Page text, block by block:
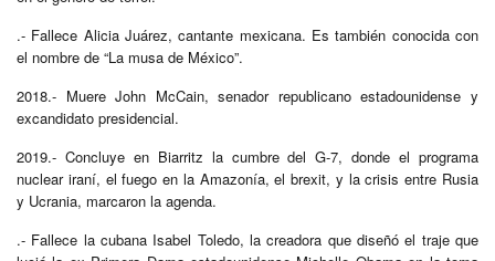
.- Fallece Alicia Juárez, cantante mexicana. Es también conocida con
el nombre de “La musa de México”.
2018.- Muere John McCain, senador republicano estadounidense y
excandidato presidencial.
2019.- Concluye en Biarritz la cumbre del G-7, donde el programa
nuclear iraní, el fuego en la Amazonía, el brexit, y la crisis entre Rusia
y Ucrania, marcaron la agenda.
.- Fallece la cubana Isabel Toledo, la creadora que diseñó el traje que